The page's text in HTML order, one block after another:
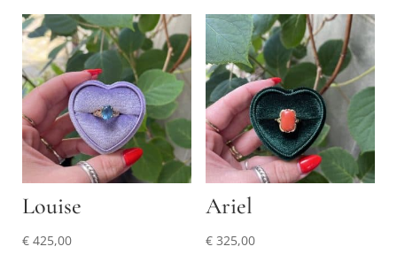
Louise
€ 425,00
Ariel
€325,00